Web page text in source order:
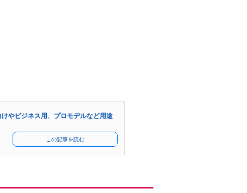
やビジネス用、プロモデルなど用途
この記事を読む